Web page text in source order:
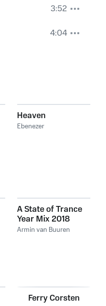
3:52
4:04
Heaven
Ebenezer
A State of Trance
Year Mix 2018
Armin van Buuren
Ferry Corsten